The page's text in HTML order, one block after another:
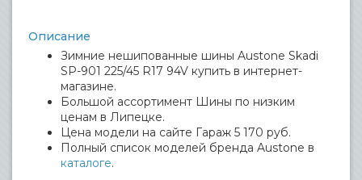
Описание
Зимние нешипованные шины Austone Skadi
SP-901 225/45 R17 94V купить в интернет-
магазине.
Большой ассортимент Шины по низким
ценам в Липецке.
Цена модели на сайте Гараж 5 170 руб.
Полный список моделей бренда Austone в
каталоге.